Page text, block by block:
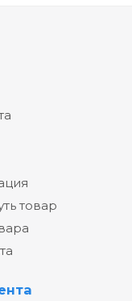
товар